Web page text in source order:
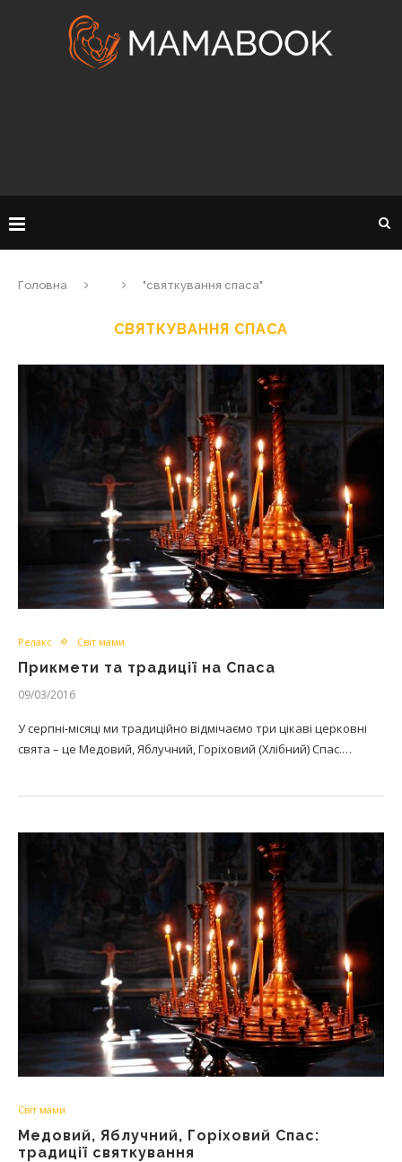
Головна "святкування спаса"
СВЯТКУВАННЯ СПАСА
Релакс Світ мами
Прикмети та традиції на Спаса
09/03/2016
У серпні-місяці ми традиційно відмічаємо три цікаві церковні
свята – це Медовий, Яблучний, Горіховий (Хлібний) Спас.…
Світ мами
Медовий, Яблучний, Горіховий Спас:
традиції святкування